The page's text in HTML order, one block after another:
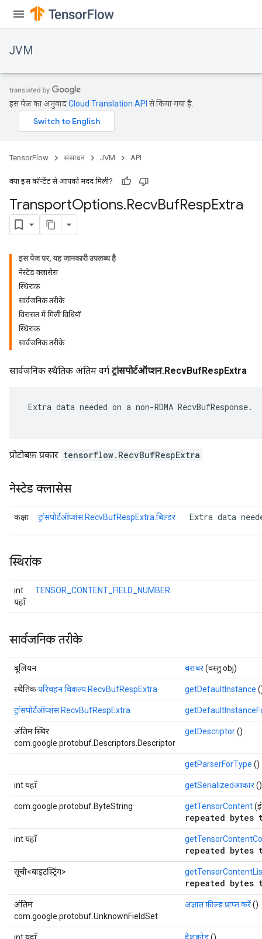
JVM
इस पेज का अनुवादCloud Translation API से किया गया है.
TensorFlow संसाधन JVM API
क्या इस कॉन्टेंट से आपको मदद मिली?
TransportOptions.RecvBufRespExtra
इस पेज पर, यह जानकारी उपलब्ध है
नेस्टेड क्लासेस
स्थिरांक
सार्वजनिक तरीके
विरासत में मिली विधियाँ
स्थिरांक
सार्वजनिक तरीके
सार्वजनिक स्थैतिक अंतिम वर्ग ट्रांसपोर्टऑप्शन.RecvBufRespExtra
Extra data needed on a non-RDMA RecvBufResponse.
प्रोटोबफ़ प्रकार tensorflow.RecvBufRespExtra
नेस्टेड क्लासेस
कक्षा ट्रांसपोर्टऑप्शंस.RecvBufRespExtra.बिल्डर Extra data
स्थिरांक
int
यहाँ
TENSOR_CONTENT_FIELD_NUMBER
सार्वजनिक तरीके
बूलियन बराबर(वस्तु obj)
स्थैतिकपरिवहन विकल्प.RecvBufRespExtra getDefaultInstance
ट्रांसपोर्टऑप्शंस.RecvBufRespExtra
अंतिम स्थिर
com.google.protobuf.Descriptors.Descriptor
getDescriptor()
getParserForType ()
int यहाँ getSerializedआकार()
com.google.protobuf.ByteString getTensorContent
repeated bytes
int यहाँ
repeated bytes
सूची<बाइटस्ट्रिंग>
repeated bytes
अंतिम
com.google.protobuf.UnknownFieldSet
अज्ञात फ़ील्ड प्राप्त करें()